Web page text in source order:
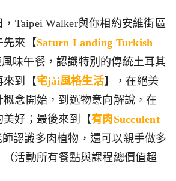
Taipei Walker與你相約安維街區
先來【Saturn Landing Turkish
味午餐，認識特別的傳統土耳其
來到【宅jài風格生活】，在絕美
念開始，到選物意向解說，在
好；最後來到【有肉Succulent
認識多肉植物，還可以親手做多
活動所有餐點與課程總價值超